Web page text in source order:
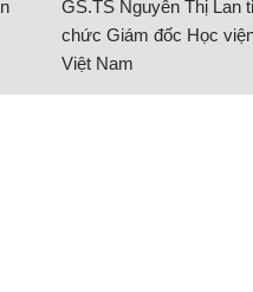
GS.TS Nguyễn Thị Lan
chức Giám đốc Học
Việt Nam